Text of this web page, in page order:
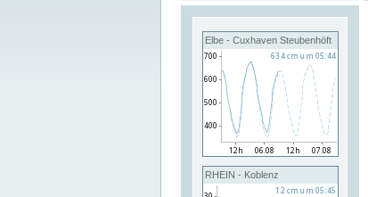
Elbe - Cuxhaven Steubenhöft
RHEIN - Koblenz